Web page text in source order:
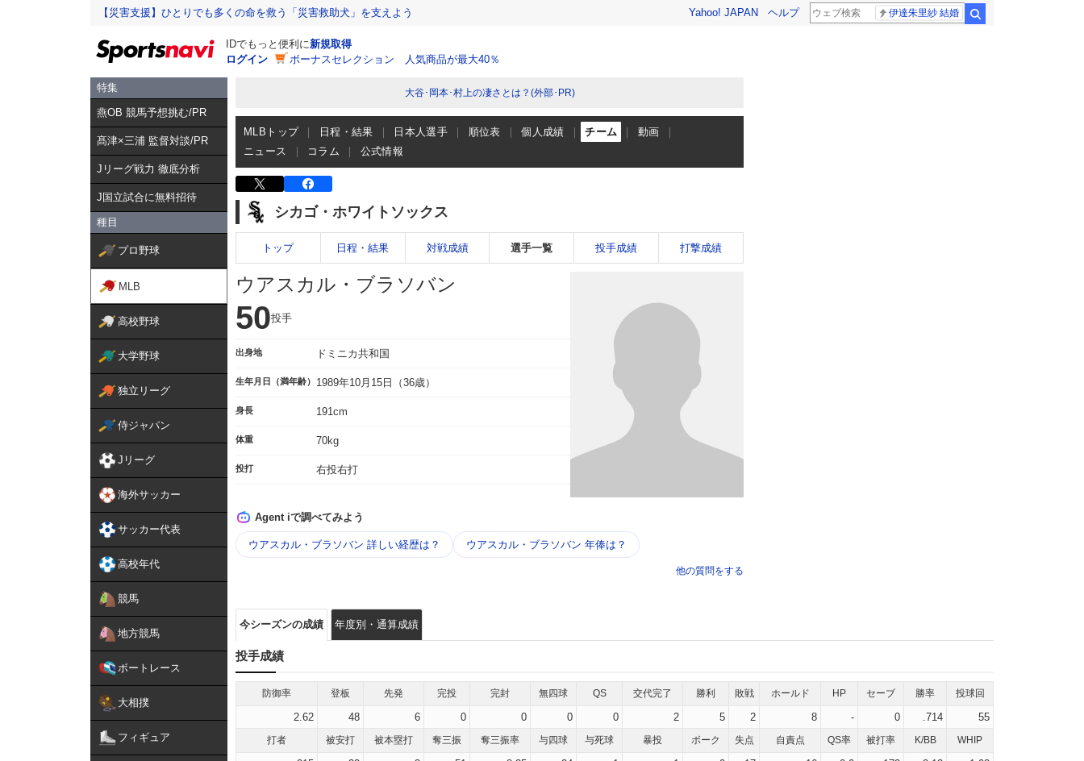
【災害支援】ひとりでも多くの命を救う「災害救助犬」を支えよう Yahoo! JAPAN ヘルプ 伊達朱里紗 結婚
IDでもっと便利に新規取得
ログイン
ボーナスセレクション 人気商品が最大40％
特集
燕OB 競馬予想挑む/PR
髙津×三浦 監督対談/PR
Jリーグ戦力 徹底分析
J国立試合に無料招待
種目
プロ野球
MLB
高校野球
大学野球
独立リーグ
侍ジャパン
Jリーグ
海外サッカー
サッカー代表
高校年代
競馬
地方競馬
ボートレース
大相撲
フィギュア
大谷･岡本･村上の凄さとは？(外部･PR)
MLBトップ 日程・結果 日本人選手 順位表 個人成績 チーム
動画
ニュース
コラム 公式情報
シカゴ・ホワイトソックス
トップ 日程・結果 対戦成績 選手一覧 投手成績 打撃成績
ウアスカル・ブラソバン
50投手
出身地 ドミニカ共和国
生年月日（満年齢） 1989年10月15日（36歳）
身長 191cm
体重 70kg
投打 右投右打
Agent iで調べてみよう
ウアスカル・ブラソバン 詳しい​経歴は？ ウアスカル・ブラソバン 年俸は？
他の質問をする
今シーズンの成績 年度別・通算成績
投手成績
防御率 登板 先発 完投 完封 無四球 QS 交代完了 勝利 敗戦 ホールド HP セーブ 勝率 投球回
2.62 48 6 0 0 0 0 2 5 2 8 - 0 .714 55
打者 被安打 被本塁打 奪三振 奪三振率 与四球 与死球 暴投 ボーク 失点 自責点 QS率 被打率 K/BB WHIP